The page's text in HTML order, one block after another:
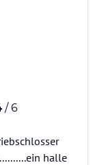
/ 6
halle